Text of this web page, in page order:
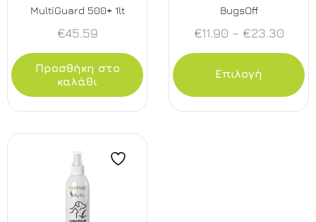
MultiGuard 500+ 1lt
€45.59
Προσθήκη στο
καλάθι
BugsOff
€11.90 – €23.30
Επιλογή